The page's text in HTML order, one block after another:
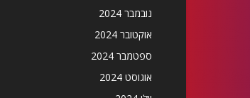
נובמבר 2024
אוקטובר 2024
ספטמבר 2024
אוגוסט 2024